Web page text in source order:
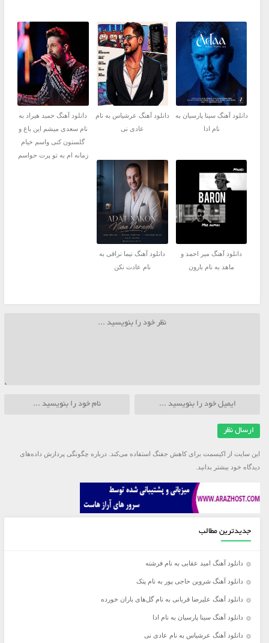
دانلود آهنگ سینا پارسیان به
نام ادا
دانلود آهنگ عرشیاس به نام
عادی نی
دانلود آهنگ حمید هیراد به
نام سعدی میشم این باغ و
گلستون کنی واسم خیام
زمانه ام به تو پرت حواسم
دانلود آهنگ میر احمد و
ماهد به نام بارون
دانلود آهنگ نیما نراقی به
نام عادت نکن
این سایت از اکیسمت برای کاهش جفنگ استفاده می‌کند. درباره چگونگی پردازش داده‌های
دیدگاه خود بیشتر بدانید.
جدیدترین مطالب
دانلود آهنگ امید عقابی به نام فرشته
دانلود آهنگ شروین حاجی پور به نام پتک
دانلود آهنگ علیرضا قربانی به نام گل‌های باران خورده
دانلود آهنگ سینا پارسیان به نام ادا
دانلود آهنگ عرشیاس به نام عادی نی